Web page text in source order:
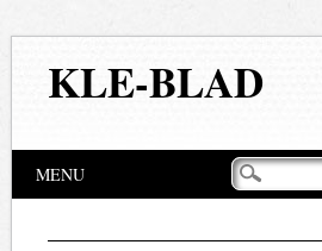
KLE-BLAD
Hoofdmenu
springen
MENU